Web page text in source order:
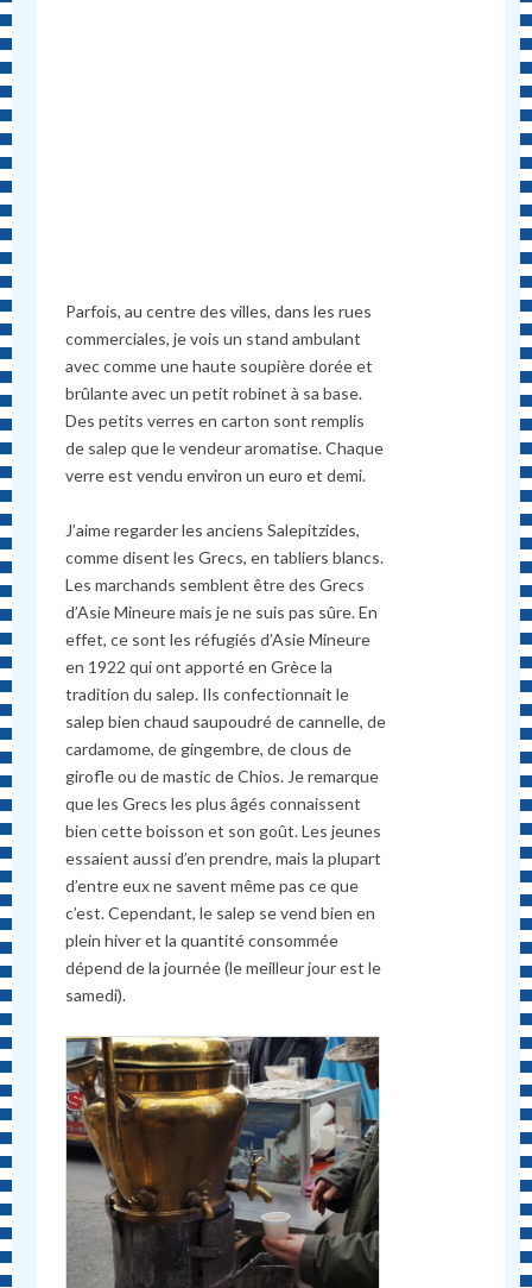
Parfois, au centre des villes, dans les rues
commerciales, je vois un stand ambulant
avec comme une haute soupière dorée et
brûlante avec un petit robinet à sa base.
Des petits verres en carton sont remplis
de salep que le vendeur aromatise. Chaque
verre est vendu environ un euro et demi.
J’aime regarder les anciens Salepitzides,
comme disent les Grecs, en tabliers blancs.
Les marchands semblent être des Grecs
d’Asie Mineure mais je ne suis pas sûre. En
effet, ce sont les réfugiés d’Asie Mineure
en 1922 qui ont apporté en Grèce la
tradition du salep. Ils confectionnait le
salep bien chaud saupoudré de cannelle, de
cardamome, de gingembre, de clous de
girofle ou de mastic de Chios. Je remarque
que les Grecs les plus âgés connaissent
bien cette boisson et son goût. Les jeunes
essaient aussi d’en prendre, mais la plupart
d’entre eux ne savent même pas ce que
c’est. Cependant, le salep se vend bien en
plein hiver et la quantité consommée
dépend de la journée (le meilleur jour est le
samedi).